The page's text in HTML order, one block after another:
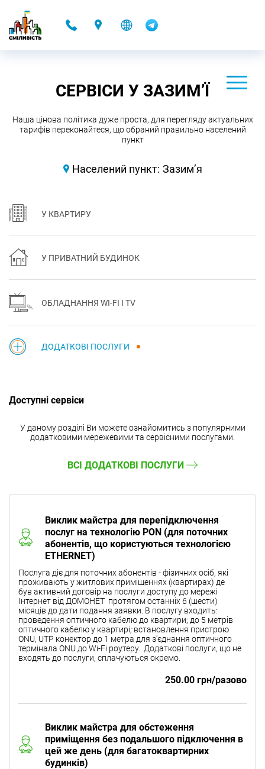
СЕРВІСИ У ЗАЗИМ’Ї
Наша цінова політика дуже проста, для перегляду актуальних
тарифів переконайтеся, що обраний правильно населений
пункт
Населений пункт: Зазим’я
У КВАРТИРУ
У ПРИВАТНИЙ БУДИНОК
ОБЛАДНАННЯ WI-FI І TV
ДОДАТКОВІ ПОСЛУГИ
Доступні сервіси
У даному розділі Ви можете ознайомитись з популярними
додатковими мережевими та сервісними послугами.
ВСІ ДОДАТКОВІ ПОСЛУГИ
Виклик майстра для перепідключення
послуг на технологію PON (для поточних
абонентів, що користуються технологією
ETHERNET)
Послуга діє для поточних абонентів - фізичних осіб, які
проживають у житлових приміщеннях (квартирах) де
був активний договір на послуги доступу до мережі
Інтернет від ДОМОНЕТ протягом останніх 6 (шести)
місяців до дати подання заявки. В послугу входить:
проведення оптичного кабелю до квартири; до 5 метрів
оптичного кабелю у квартирі;встановлення пристрою
ONU, UTP конектор до 1 метра для з'єднання оптичного
термінала ONU до Wi-Fi роутеру. Додаткові послуги, що не
входять до послуги, сплачуються окремо.
250.00 грн/разово
Виклик майстра для обстеження
приміщення без подальшого підключення в
цей же день (для багатоквартирних
будинків)